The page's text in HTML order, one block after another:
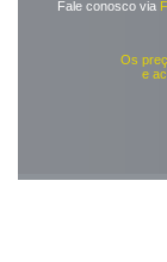
Fale conosco via
Os
e